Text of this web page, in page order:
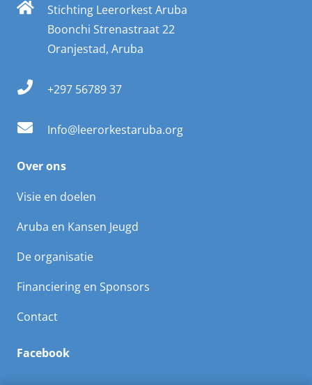
Stichting Leerorkest Aruba
Boonchi Strenastraat 22
Oranjestad, Aruba
+297 56789 37
Info@leerorkestaruba.org
Over ons
Visie en doelen
Aruba en Kansen Jeugd
De organisatie
Financiering en Sponsors
Contact
Facebook